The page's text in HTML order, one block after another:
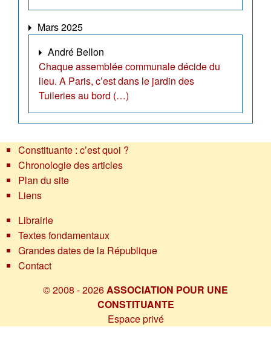
Mars 2025
André Bellon
Chaque assemblée communale décide du
lieu. A Paris, c’est dans le jardin des
Tuileries au bord (…)
Constituante : c’est quoi ?
Chronologie des articles
Plan du site
Liens
Librairie
Textes fondamentaux
Grandes dates de la République
Contact
© 2008 - 2026 ASSOCIATION POUR UNE
CONSTITUANTE
Espace privé